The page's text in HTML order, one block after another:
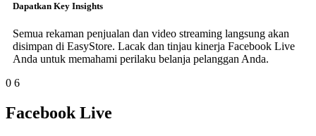
Dapatkan Key Insights
Semua rekaman penjualan dan video streaming langsung akan
disimpan di EasyStore. Lacak dan tinjau kinerja Facebook Live
Anda untuk memahami perilaku belanja pelanggan Anda.
0 6
Facebook Live